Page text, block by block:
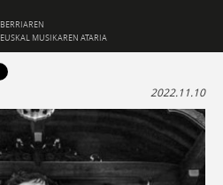
BERRIAREN
EUSKAL MUSIKAREN ATARIA
2022.11.10